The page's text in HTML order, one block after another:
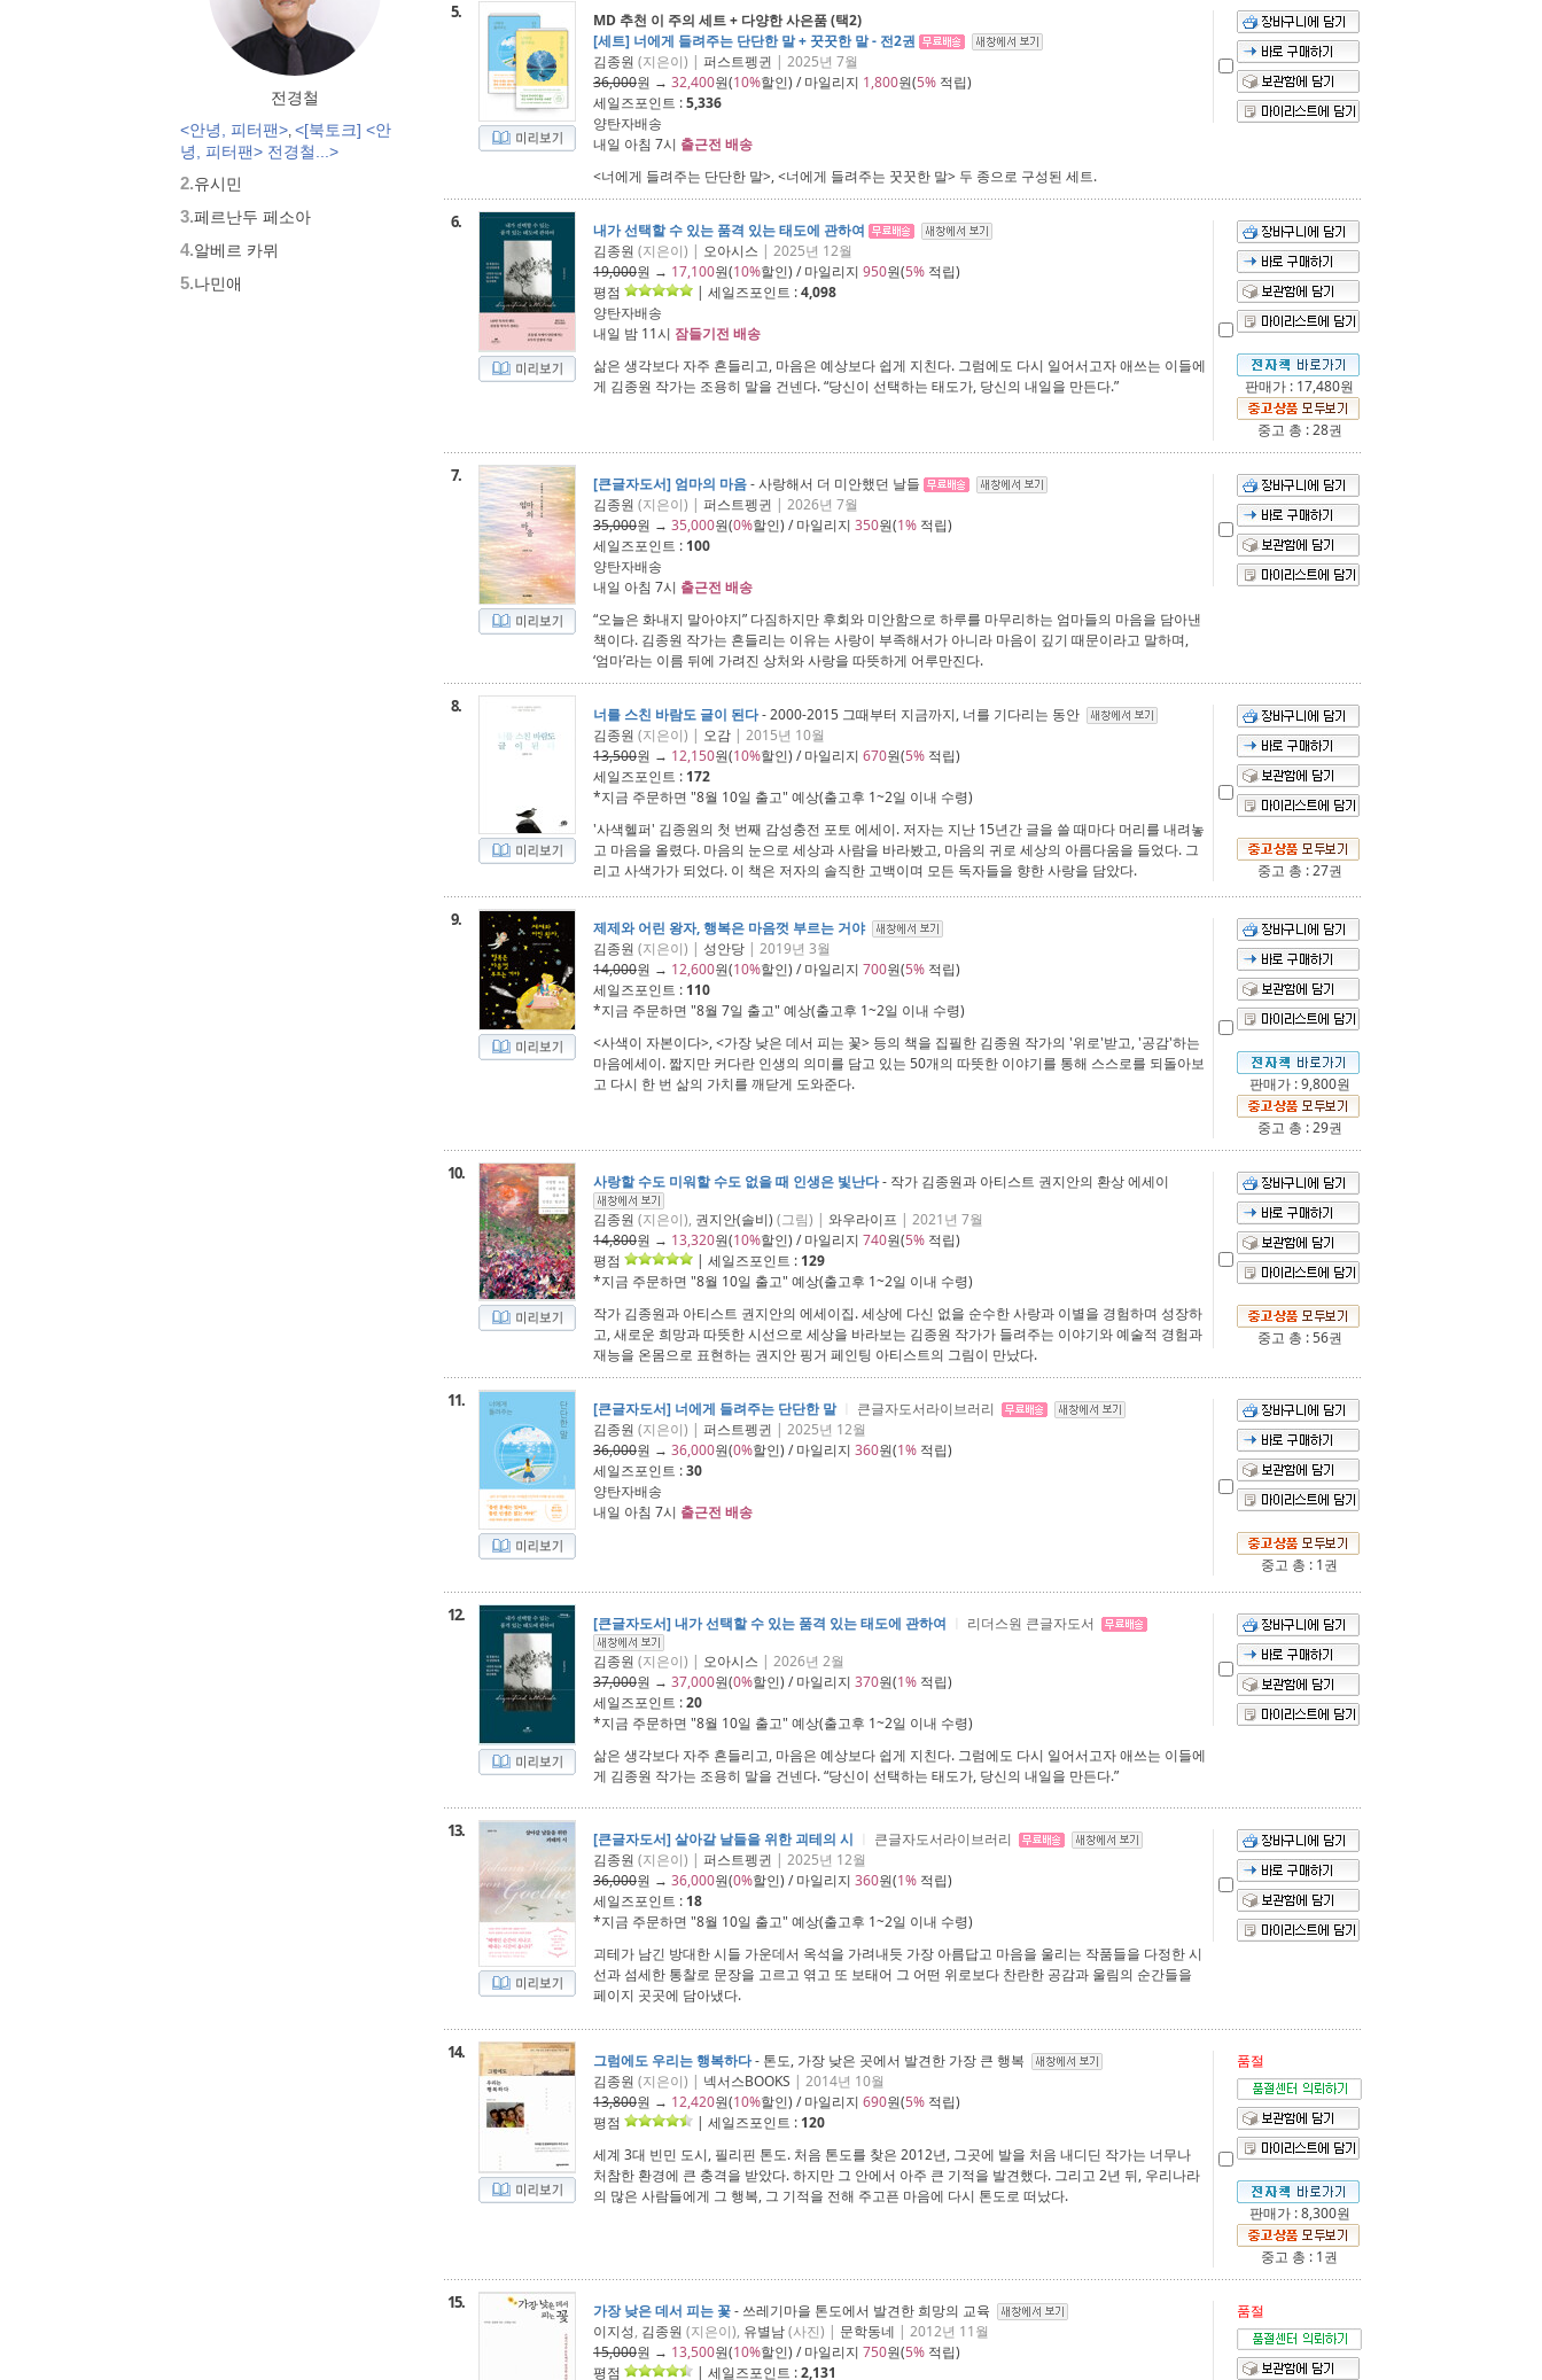
전경철
<안녕, 피터팬>, <[북토크] <안
녕, 피터팬> 전경철...>
2.유시민
3.페르난두 페소아
4.알베르 카뮈
5.나민애
5.
MD 추천 이 주의 세트 + 다양한 사은품 (택2)
[세트] 너에게 들려주는 단단한 말 + 꿋꿋한 말 - 전2권
김종원 (지은이) | 퍼스트펭귄 | 2025년 7월
36,000원 → 32,400원(10%할인) / 마일리지 1,800원(5% 적립)
세일즈포인트 :5,336
양탄자배송
내일 아침 7시 출근전 배송
<너에게 들려주는 단단한 말>, <너에게 들려주는 꿋꿋한 말> 두 종으로 구성된 세트.
6.
내가 선택할 수 있는 품격 있는 태도에 관하여
김종원 (지은이) | 오아시스 | 2025년 12월
19,000원 → 17,100원(10%할인) / 마일리지 950원(5% 적립)
평점
| 세일즈포인트 :4,098
양탄자배송
내일 밤 11시 잠들기전 배송
삶은 생각보다 자주 흔들리고, 마음은 예상보다 쉽게 지친다. 그럼에도 다시 일어서고자 애쓰는 이들에
게 김종원 작가는 조용히 말을 건넨다. “당신이 선택하는 태도가, 당신의 내일을 만든다.”
판매가 : 17,480원
중고 총 : 28권
7. [큰글자도서] 엄마의 마음- 사랑해서 더 미안했던 날들
김종원 (지은이) | 퍼스트펭귄 | 2026년 7월
35,000원 → 35,000원(0%할인) / 마일리지 350원(1% 적립)
세일즈포인트 : 100
양탄자배송
내일 아침 7시 출근전 배송
“오늘은 화내지 말아야지” 다짐하지만 후회와 미안함으로 하루를 마무리하는 엄마들의 마음을 담아낸
책이다. 김종원 작가는 흔들리는 이유는 사랑이 부족해서가 아니라 마음이 깊기 때문이라고 말하며,
‘엄마’라는 이름 뒤에 가려진 상처와 사랑을 따뜻하게 어루만진다.
8. 너를 스친 바람도 글이 된다- 2000-2015 그때부터 지금까지, 너를 기다리는 동안
김종원 (지은이) | 오감 | 2015년 10월
13,500원 → 12,150원(10%할인) / 마일리지 670원(5% 적립)
세일즈포인트 : 172
*지금 주문하면 "8월 10일 출고" 예상(출고후 1~2일 이내 수령)
'사색헬퍼' 김종원의 첫 번째 감성충전 포토 에세이. 저자는 지난 15년간 글을 쓸 때마다 머리를 내려놓
고 마음을 올렸다. 마음의 눈으로 세상과 사람을 바라봤고, 마음의 귀로 세상의 아름다움을 들었다. 그
리고 사색가가 되었다. 이 책은 저자의 솔직한 고백이며 모든 독자들을 향한 사랑을 담았다.
중고 총 : 27권
9.
제제와 어린 왕자, 행복은 마음껏 부르는 거야
김종원 (지은이) | 성안당 | 2019년 3월
14,000원 → 12,600원(10%할인) / 마일리지 700원(5% 적립)
세일즈포인트 : 110
*지금 주문하면 "8월 7일 출고" 예상(출고후 1~2일 이내 수령)
<사색이 자본이다>, <가장 낮은 데서 피는 꽃> 등의 책을 집필한 김종원 작가의 '위로'받고, '공감'하는
마음에세이. 짧지만 커다란 인생의 의미를 담고 있는 50개의 따뜻한 이야기를 통해 스스로를 되돌아보
고 다시 한 번 삶의 가치를 깨닫게 도와준다.
판매가 : 9,800원
중고 총 : 29권
10. 사랑할 수도 미워할 수도 없을 때 인생은 빛난다- 작가 김종원과 아티스트 권지안의 환상 에세이
김종원 (지은이), 권지안(솔비) (그림) | 와우라이프 | 2021년 7월
14,800원 → 13,320원(10%할인) / 마일리지 740원(5% 적립)
평점
| 세일즈포인트 : 129
*지금 주문하면 "8월 10일 출고" 예상(출고후 1~2일 이내 수령)
작가 김종원과 아티스트 권지안의 에세이집. 세상에 다신 없을 순수한 사랑과 이별을 경험하며 성장하
고, 새로운 희망과 따뜻한 시선으로 세상을 바라보는 김종원 작가가 들려주는 이야기와 예술적 경험과
재능을 온몸으로 표현하는 권지안 핑거 페인팅 아티스트의 그림이 만났다.
중고 총 : 56권
11. [큰글자도서] 너에게 들려주는 단단한 말
큰글자도서라이브러리
김종원 (지은이) | 퍼스트펭귄 | 2025년 12월
36,000원 → 36,000원(0%할인) / 마일리지 360원(1% 적립)
세일즈포인트 :30
양탄자배송
내일 아침 7시 출근전 배송
중고 총 : 1권
12. [큰글자도서] 내가 선택할 수 있는 품격 있는 태도에 관하여
리더스원 큰글자도서
김종원 (지은이) | 오아시스 | 2026년 2월
37,000원 → 37,000원(0%할인) / 마일리지 370원(1% 적립)
세일즈포인트 :20
*지금 주문하면 "8월 10일 출고" 예상(출고후 1~2일 이내 수령)
삶은 생각보다 자주 흔들리고, 마음은 예상보다 쉽게 지친다. 그럼에도 다시 일어서고자 애쓰는 이들에
게 김종원 작가는 조용히 말을 건넨다. “당신이 선택하는 태도가, 당신의 내일을 만든다.”
13. [큰글자도서] 살아갈 날들을 위한 괴테의 시
큰글자도서라이브러리
김종원 (지은이) | 퍼스트펭귄 | 2025년 12월
36,000원 → 36,000원(0%할인) / 마일리지 360원(1% 적립)
세일즈포인트 : 18
*지금 주문하면 "8월 10일 출고" 예상(출고후 1~2일 이내 수령)
괴테가 남긴 방대한 시들 가운데서 옥석을 가려내듯 가장 아름답고 마음을 울리는 작품들을 다정한 시
선과 섬세한 통찰로 문장을 고르고 엮고 또 보태어 그 어떤 위로보다 찬란한 공감과 울림의 순간들을
페이지 곳곳에 담아냈다.
14. 그럼에도 우리는 행복하다- 톤도, 가장 낮은 곳에서 발견한 가장 큰 행복
김종원 (지은이) | 넥서스BOOKS | 2014년 10월
13,800원 → 12,420원(10%할인) / 마일리지 690원(5% 적립)
평점
| 세일즈포인트 : 120
세계 3대 빈민 도시, 필리핀 톤도. 처음 톤도를 찾은 2012년, 그곳에 발을 처음 내디딘 작가는 너무나
처참한 환경에 큰 충격을 받았다. 하지만 그 안에서 아주 큰 기적을 발견했다. 그리고 2년 뒤, 우리나라
의 많은 사람들에게 그 행복, 그 기적을 전해 주고픈 마음에 다시 톤도로 떠났다.
품절
판매가 : 8,300원
중고 총 : 1권
15. 가장 낮은 데서 피는 꽃- 쓰레기마을 톤도에서 발견한 희망의 교육
이지성, 김종원 (지은이), 유별남(사진) | 문학동네 | 2012년 11월
15,000원 → 13,500원(10%할인) / 마일리지 750원(5% 적립)
평점
| 세일즈포인트 :2,131
품절